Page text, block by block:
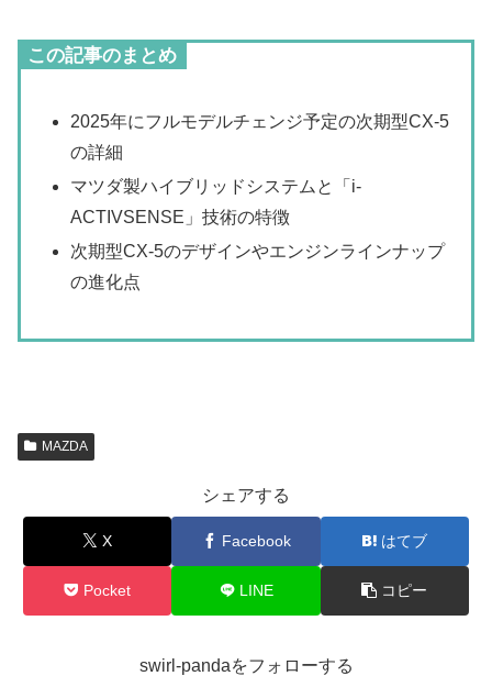
この記事のまとめ
2025年にフルモデルチェンジ予定の次期型CX-5
の詳細
マツダ製ハイブリッドシステムと「i-
ACTIVSENSE」技術の特徴
次期型CX-5のデザインやエンジンラインナップ
の進化点
MAZDA
シェアする
X Facebook はてブ
Pocket LINE コピー
swirl-pandaをフォローする